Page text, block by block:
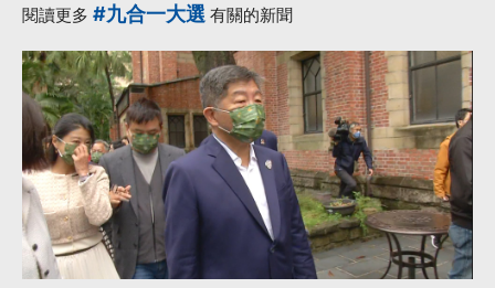
閱讀更多 #九合一大選 有關的新聞